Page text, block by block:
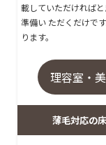
載していただければ
準備い ただくだけで
ります。
理容室・
薄毛対応の